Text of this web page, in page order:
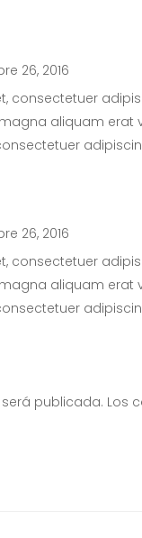
26, 2016
consectetuer
aliquam erat
26, 2016
consectetuer
aliquam erat
publicada. Los